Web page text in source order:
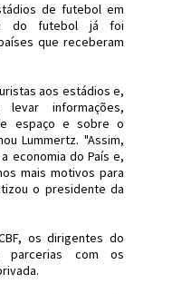
de futebol em
do futebol já foi
que receberam
aos estádios e,
informações,
espaço e sobre o
Lummertz. "Assim,
economia do País e,
mais motivos para
o presidente da
os dirigentes do
parcerias com os